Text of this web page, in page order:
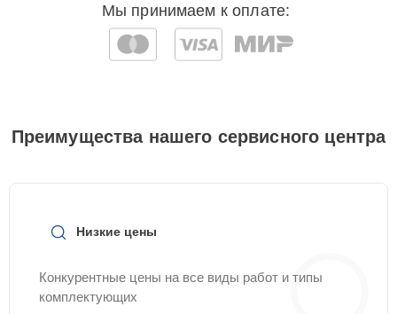
Мы принимаем к оплате:
Преимущества нашего сервисного центра
Низкие цены
Конкурентные цены на все виды работ и типы
комплектующих